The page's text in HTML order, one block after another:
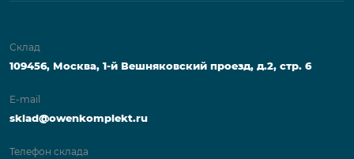
Склад
109456, Москва, 1-й Вешняковский проезд, д.2, стр. 6
E-mail
sklad@owenkomplekt.ru
Телефон склада